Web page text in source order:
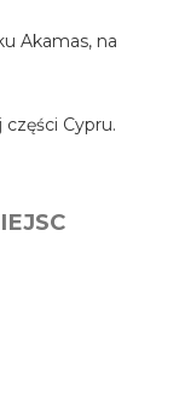
Akamas, na
Cypru.